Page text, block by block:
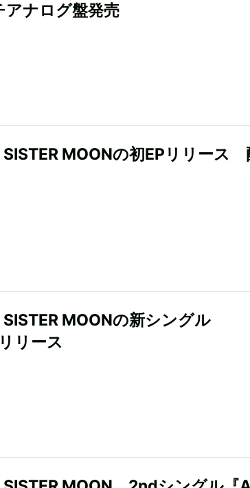
ナログ盤発売
SISTER MOONの初EPリリース
SISTER MOONの新シングル
リース